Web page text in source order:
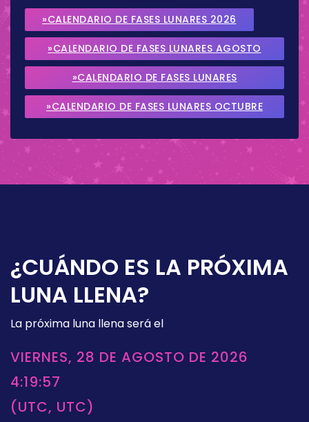
»CALENDARIO DE FASES LUNARES 2026
»CALENDARIO DE FASES LUNARES AGOSTO
2026
»CALENDARIO DE FASES LUNARES
SEPTIEMBRE 2026
»CALENDARIO DE FASES LUNARES OCTUBRE
¿CUÁNDO ES LA PRÓXIMA
LUNA LLENA?
La próxima luna llena será el
VIERNES, 28 DE AGOSTO DE 2026
4:19:57
(UTC, UTC)